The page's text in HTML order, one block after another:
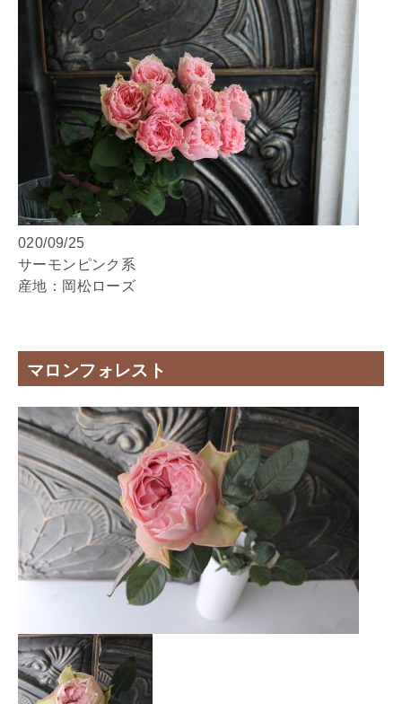
020/09/25
サーモンピンク系
産地：岡松ローズ
マロンフォレスト